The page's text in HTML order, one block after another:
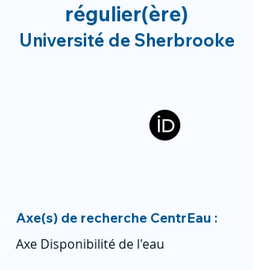
régulier(ère)
Université de Sherbrooke
Axe(s) de recherche CentrEau :
Axe Disponibilité de l'eau